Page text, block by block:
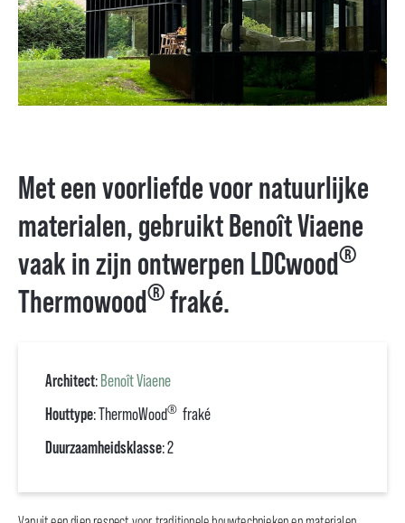
Met een voorliefde voor natuurlijke
materialen, gebruikt Benoît Viaene
vaak in zijn ontwerpen LDCwood®
Thermowood® fraké.
Architect: Benoît Viaene
Houttype: ThermoWood® fraké
Duurzaamheidsklasse: 2